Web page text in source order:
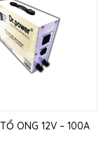
ONG 12V – 100A